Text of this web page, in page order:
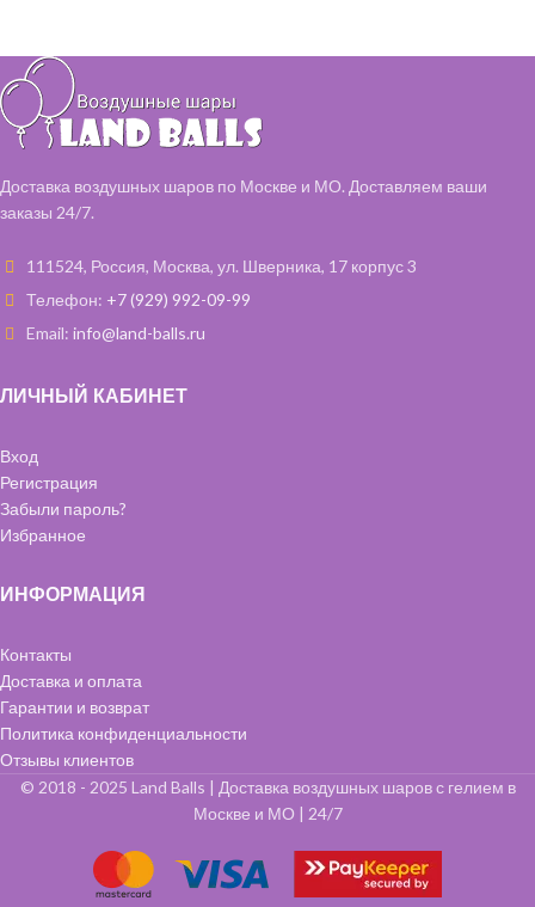
Доставка воздушных шаров по Москве и МО. Доставляем ваши
заказы 24/7.
111524, Россия, Москва, ул. Шверника, 17 корпус 3
Телефон: +7 (929) 992-09-99
Email: info@land-balls.ru
ЛИЧНЫЙ КАБИНЕТ
Вход
Регистрация
Забыли пароль?
Избранное
ИНФОРМАЦИЯ
Контакты
Доставка и оплата
Гарантии и возврат
Политика конфиденциальности
Отзывы клиентов
© 2018 - 2025 Land Balls | Доставка воздушных шаров с гелием в
Москве и МО | 24/7